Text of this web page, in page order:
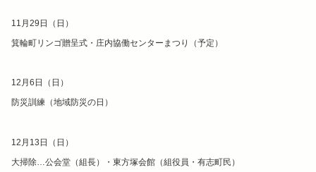
11月29日（日）
箕輪町リンゴ贈呈式・庄内協働センターまつり（予定）
12月6日（日）
防災訓練（地域防災の日）
12月13日（日）
大掃除…公会堂（組長）・東方塚会館（組役員・有志町民）